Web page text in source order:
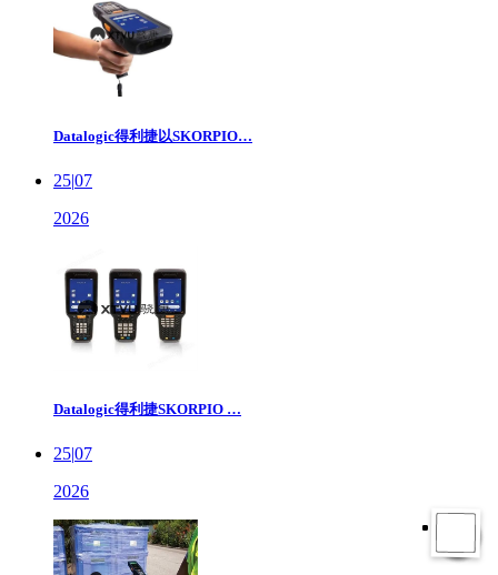
Datalogic得利捷以SKORPIO…
25|07
2026
Datalogic得利捷SKORPIO …
25|07
2026